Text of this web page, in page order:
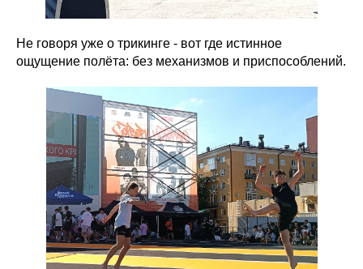
Не говоря уже о трикинге - вот где истинное
ощущение полёта: без механизмов и приспособлений.